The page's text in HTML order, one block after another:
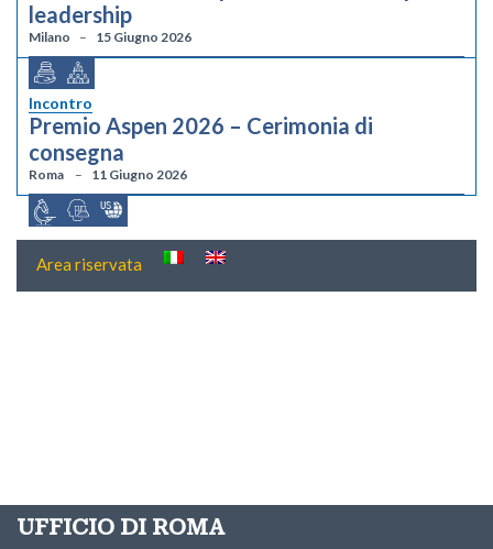
leadership
Milano 15 Giugno 2026
Incontro
Premio Aspen 2026 – Cerimonia di
consegna
Roma 11 Giugno 2026
Area riservata
UFFICIO DI ROMA